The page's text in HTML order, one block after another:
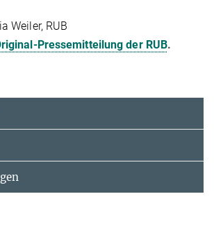
Weiler, RUB
Pressemitteilung der RUB.